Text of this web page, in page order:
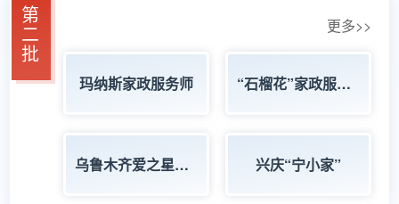
第
二
批
更多>>
玛纳斯家政服务师 “石榴花”家政服务师
乌鲁木齐爱之星家政服务师 兴庆“宁小家”